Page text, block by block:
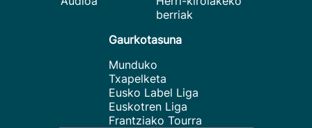
berriak
Gaurkotasuna
Munduko
Txapelketa
Eusko Label Liga
Euskotren Liga
Frantziako Tourra